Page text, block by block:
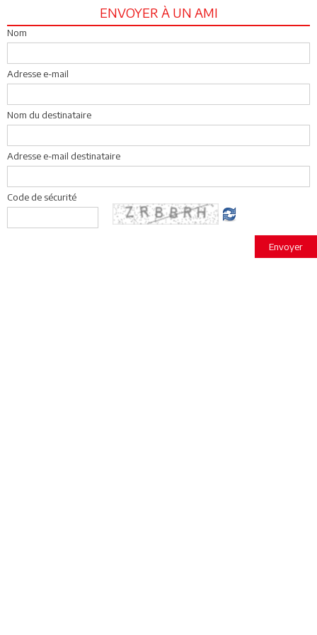
ENVOYER À UN AMI
Nom
Adresse e-mail
Nom du destinataire
Adresse e-mail destinataire
Code de sécurité
Envoyer